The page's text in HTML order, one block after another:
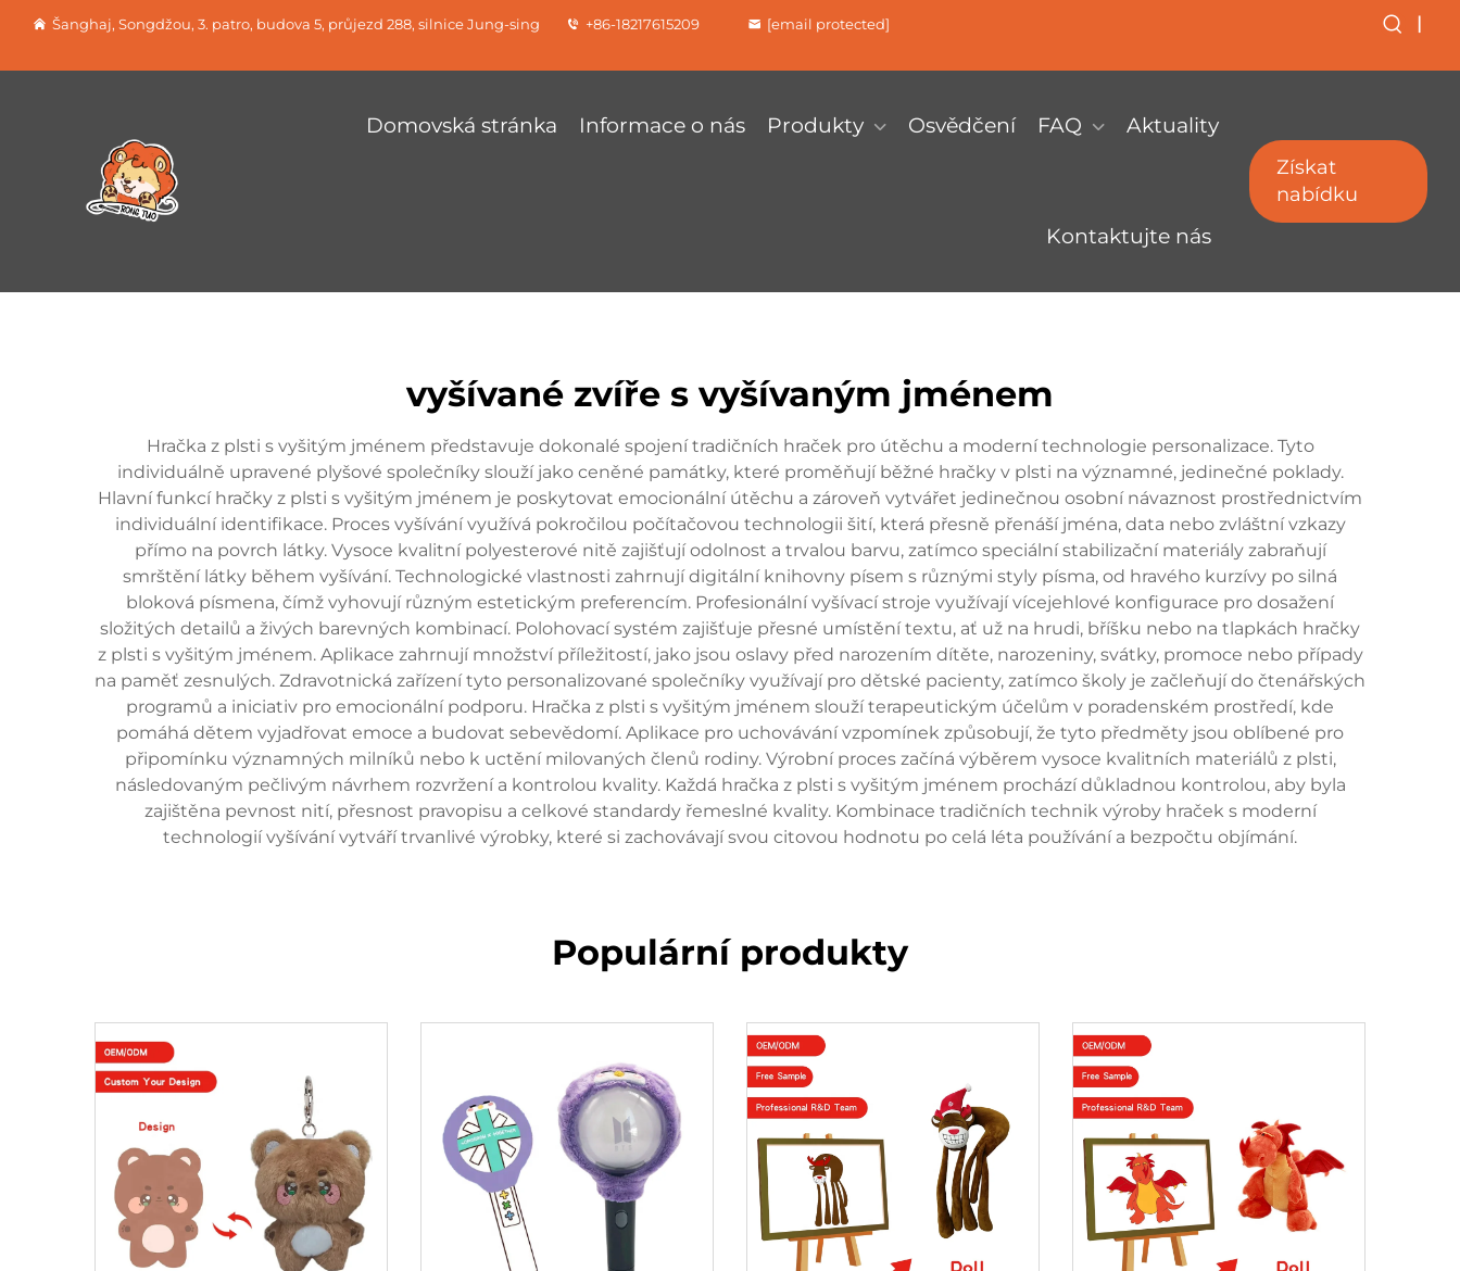
Šanghaj, Songdžou, 3. patro, budova 5, průjezd 288, silnice Jung-sing +86-18217615209 [email protected] |
Domovská stránka Informace o nás Produkty Osvědčení FAQ Aktuality
Kontaktujte nás
Získat
nabídku
vyšívané zvíře s vyšívaným jménem
Hračka z plsti s vyšitým jménem představuje dokonalé spojení tradičních hraček pro útěchu a moderní technologie personalizace. Tyto
individuálně upravené plyšové společníky slouží jako ceněné památky, které proměňují běžné hračky v plsti na významné, jedinečné poklady.
Hlavní funkcí hračky z plsti s vyšitým jménem je poskytovat emocionální útěchu a zároveň vytvářet jedinečnou osobní návaznost prostřednictvím
individuální identifikace. Proces vyšívání využívá pokročilou počítačovou technologii šití, která přesně přenáší jména, data nebo zvláštní vzkazy
přímo na povrch látky. Vysoce kvalitní polyesterové nitě zajišťují odolnost a trvalou barvu, zatímco speciální stabilizační materiály zabraňují
smrštění látky během vyšívání. Technologické vlastnosti zahrnují digitální knihovny písem s různými styly písma, od hravého kurzívy po silná
bloková písmena, čímž vyhovují různým estetickým preferencím. Profesionální vyšívací stroje využívají vícejehlové konfigurace pro dosažení
složitých detailů a živých barevných kombinací. Polohovací systém zajišťuje přesné umístění textu, ať už na hrudi, bříšku nebo na tlapkách hračky
z plsti s vyšitým jménem. Aplikace zahrnují množství příležitostí, jako jsou oslavy před narozením dítěte, narozeniny, svátky, promoce nebo případy
na paměť zesnulých. Zdravotnická zařízení tyto personalizované společníky využívají pro dětské pacienty, zatímco školy je začleňují do čtenářských
programů a iniciativ pro emocionální podporu. Hračka z plsti s vyšitým jménem slouží terapeutickým účelům v poradenském prostředí, kde
pomáhá dětem vyjadřovat emoce a budovat sebevědomí. Aplikace pro uchovávání vzpomínek způsobují, že tyto předměty jsou oblíbené pro
připomínku významných milníků nebo k uctění milovaných členů rodiny. Výrobní proces začíná výběrem vysoce kvalitních materiálů z plsti,
následovaným pečlivým návrhem rozvržení a kontrolou kvality. Každá hračka z plsti s vyšitým jménem prochází důkladnou kontrolou, aby byla
zajištěna pevnost nití, přesnost pravopisu a celkové standardy řemeslné kvality. Kombinace tradičních technik výroby hraček s moderní
technologií vyšívání vytváří trvanlivé výrobky, které si zachovávají svou citovou hodnotu po celá léta používání a bezpočtu objímání.
Populární produkty